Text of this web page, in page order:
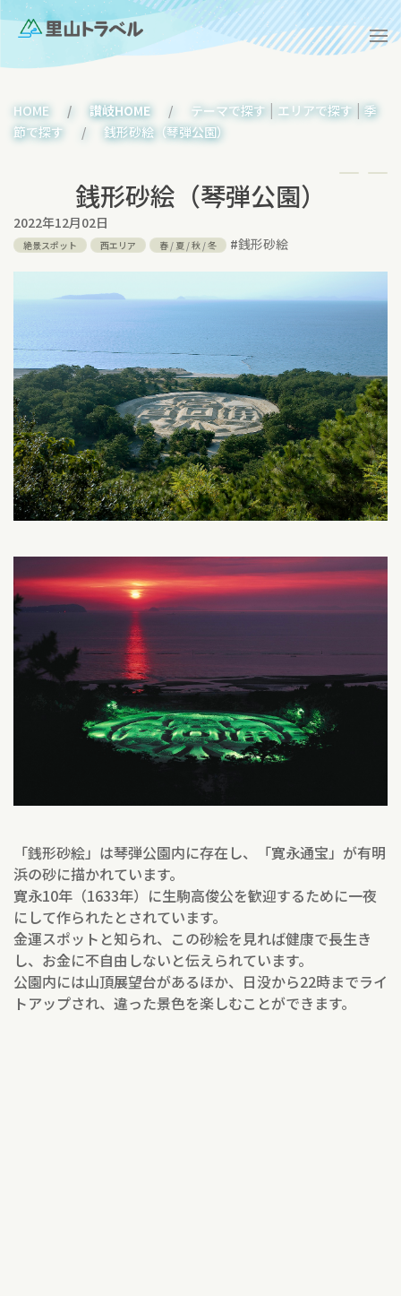
HOME 讃岐HOME テーマで探す | エリアで探す |季
節で探す
銭形砂絵（琴弾公園）
銭形砂絵（琴弾公園）
2022年12月02日
絶景スポット 西エリア 春 / 夏 /秋 /冬 #銭形砂絵
「銭形砂絵」は琴弾公園内に存在し、「寛永通宝」が有明
浜の砂に描かれています。
寛永10年（1633年）に生駒高俊公を歓迎するために一夜
にして作られたとされています。
金運スポットと知られ、この砂絵を見れば健康で長生き
し、お金に不自由しないと伝えられています。
公園内には山頂展望台があるほか、日没から22時までライ
トアップされ、違った景色を楽しむことができます。